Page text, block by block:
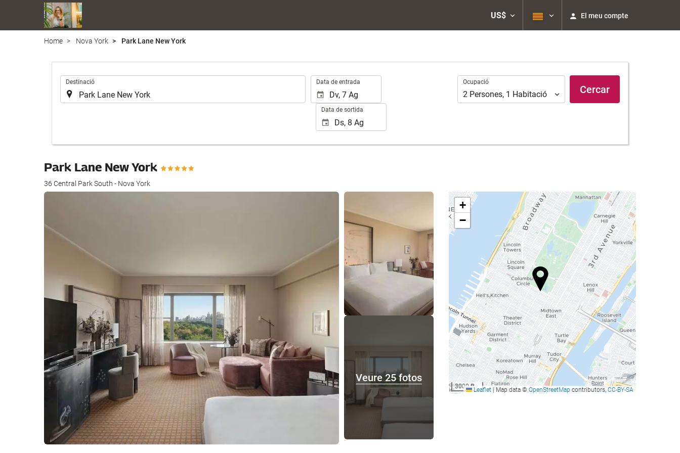
US$ El meu compte
Home Nova York Park Lane New York
Destinació Data de entrada
Data de sortida
Ocupació
Ocupació
2 Persones, 1 Habitació Cercar
Park Lane New York
36 Central Park South - Nova York
Veure 25 fotos
+
−
3000 ftLeaflet |Map data ©OpenStreetMap contributors, CC-BY-SA